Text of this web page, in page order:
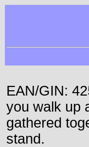
EAN/GIN:
you walk up
gathered
stand.